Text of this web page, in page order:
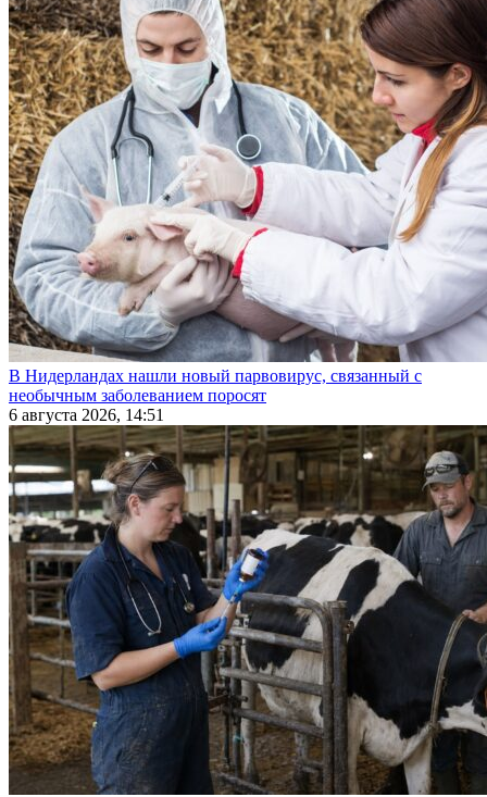
В Нидерландах нашли новый парвовирус, связанный с
необычным заболеванием поросят
6 августа 2026, 14:51